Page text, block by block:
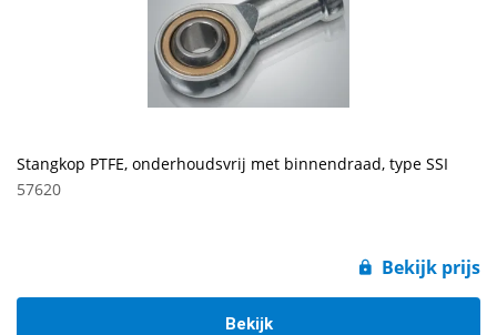
Stangkop PTFE, onderhoudsvrij met binnendraad, type SSI
57620
Bekijk prijs
Bekijk